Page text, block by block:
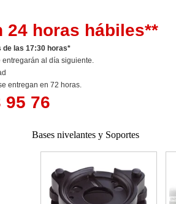
24 horas hábiles**
de las 17:30 horas*
al día siguiente.
entregan en 72 horas.
95 76
Bases nivelantes y Soportes